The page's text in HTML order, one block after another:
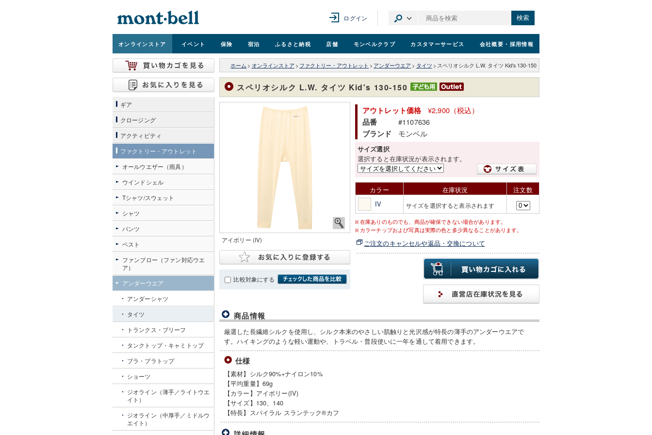
ログイン 検索
オンラインストア イベント 保険 宿泊 ふるさと納税 店舗 モンベルクラブ カスタマーサービス 会社概要 ・採用情報
ホーム > オンラインストア > ファクトリー・アウトレット > アンダーウエア > タイツ > スペリオシルク L.W. タイツ Kid's 130-150
スペリオシルク L.W. タイツ Kid's 130-150
アイボリー (IV)
比較対象にする
アウトレット価格 ¥2,900（税込）
品番 #1107636
ブランド モンベル
サイズ選択
選択すると在庫状況が表示されます。
カラー 在庫状況
注文数
IV
サイズを選択すると表示されます
在庫ありのものでも、商品が確保できない場合があります。
カラーチップおよび写真は実際の色と多少異なることがあります。
ご注文のキャンセルや返品・交換について
商品情報
厳選した長繊維シルクを使用し、シルク本来のやさしい肌触りと光沢感が特長の薄手のアンダーウエアで
す。ハイキングのような軽い運動や、トラベル・普段使いに一年を通して着用できます。
仕様
【素材】シルク90%+ナイロン10%
【平均重量】69g
【カラー】アイボリー(IV)
【サイズ】130、140
【特長】スパイラル スランテック®カフ
ギア
クロージング
アクティビティ
ファクトリー・アウトレット
オールウエザー（雨具）
ウインドシェル
Tシャツ/スウェット
シャツ
パンツ
ベスト
ファンブロー（ファン対応ウエ
ア）
アンダーウエア
アンダーシャツ
タイツ
トランクス・ブリーフ
タンクトップ・キャミトップ
ブラ・ブラトップ
ショーツ
ジオライン（薄手／ライトウエ
イト）
ジオライン（中厚手／ミドルウ
エイト）